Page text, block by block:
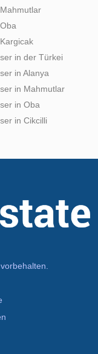
in der Türkei
in Alanya
in Mahmutlar
in Oba
in Cikcilli